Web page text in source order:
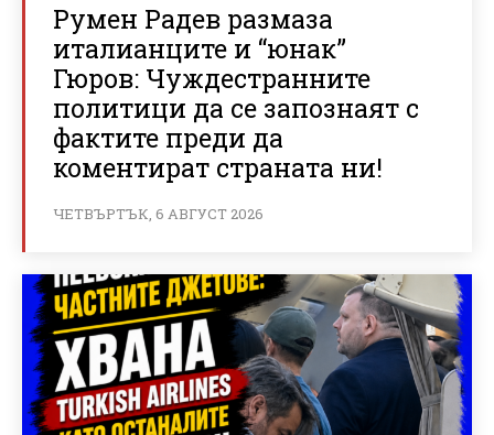
Румен Радев размаза
италианците и “юнак”
Гюров: Чуждестранните
политици да се запознаят с
фактите преди да
коментират страната ни!
ЧЕТВЪРТЪК, 6 АВГУСТ 2026